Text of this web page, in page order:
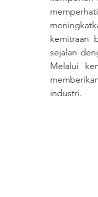
kemitraan
sejalan
Melalui
industri.